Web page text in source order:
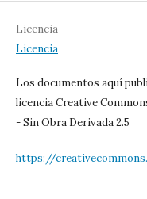
Licencia
Licencia
Los documentos aquí
licencia Creative
- Sin Obra Derivada 2.5
https://